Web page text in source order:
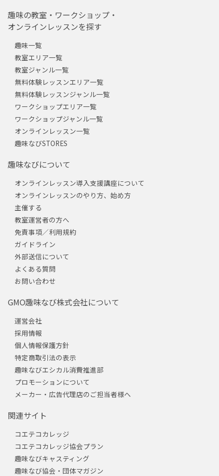
趣味の教室・ワークショップ・
オンラインレッスンを探す
趣味一覧
教室エリア一覧
教室ジャンル一覧
無料体験レッスンエリア一覧
無料体験レッスンジャンル一覧
ワークショップエリア一覧
ワークショップジャンル一覧
オンラインレッスン一覧
趣味なびSTORES
趣味なびについて
オンラインレッスン導入支援講座について
オンラインレッスンのやり方、始め方
主催する
教室運営者の方へ
免責事項／利用規約
ガイドライン
外部送信について
よくある質問
お問い合わせ
GMO趣味なび株式会社について
運営会社
採用情報
個人情報保護方針
特定商取引法の表示
趣味なびエシカル消費推進部
プロモーションについて
メーカー・広告代理店のご担当者様へ
関連サイト
コエテコカレッジ
コエテコカレッジ協会プラン
趣味なびキャスティング
趣味なび協会・団体マガジン